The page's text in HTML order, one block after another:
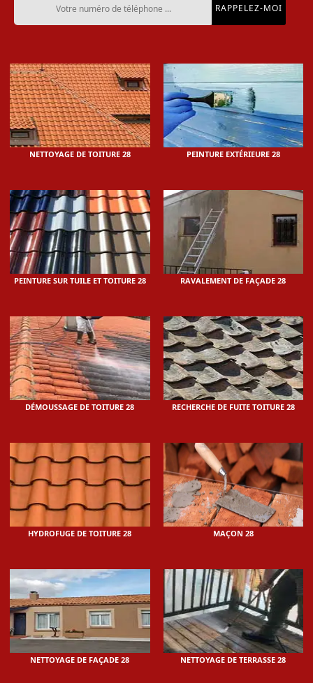
NETTOYAGE DE TOITURE 28 PEINTURE EXTÉRIEURE 28
PEINTURE SUR TUILE ET TOITURE 28 RAVALEMENT DE FAÇADE 28
DÉMOUSSAGE DE TOITURE 28 RECHERCHE DE FUITE TOITURE 28
HYDROFUGE DE TOITURE 28 MAÇON 28
NETTOYAGE DE FAÇADE 28 NETTOYAGE DE TERRASSE 28